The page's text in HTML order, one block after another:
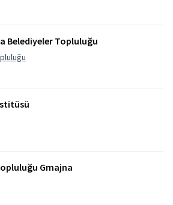
Belediyeler Topluluğu
Gmajna